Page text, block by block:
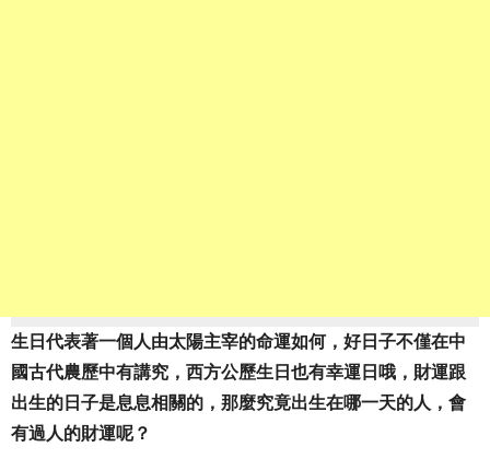
生日代表著一個人由太陽主宰的命運如何，好日子不僅在中
國古代農歷中有講究，西方公歷生日也有幸運日哦，財運跟
出生的日子是息息相關的，那麼究竟出生在哪一天的人，會
有過人的財運呢？